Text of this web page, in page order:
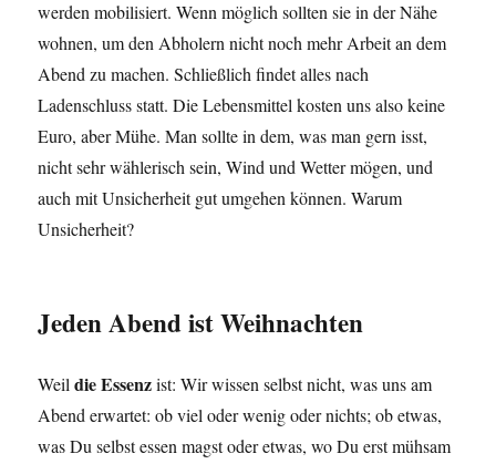
werden mobilisiert. Wenn möglich sollten sie in der Nähe
wohnen, um den Abholern nicht noch mehr Arbeit an dem
Abend zu machen. Schließlich findet alles nach
Ladenschluss statt. Die Lebensmittel kosten uns also keine
Euro, aber Mühe. Man sollte in dem, was man gern isst,
nicht sehr wählerisch sein, Wind und Wetter mögen, und
auch mit Unsicherheit gut umgehen können. Warum
Unsicherheit?
Jeden Abend ist Weihnachten
Weildie Essenzist: Wir wissen selbst nicht, was uns am
Abend erwartet: ob viel oder wenig oder nichts; ob etwas,
was Du selbst essen magst oder etwas, wo Du erst mühsam